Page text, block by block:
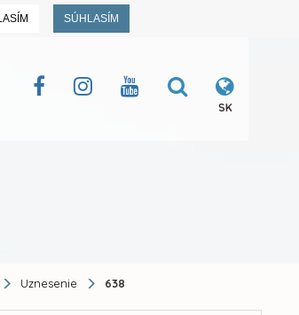
SÚHLASÍM
SK
Uznesenie 638